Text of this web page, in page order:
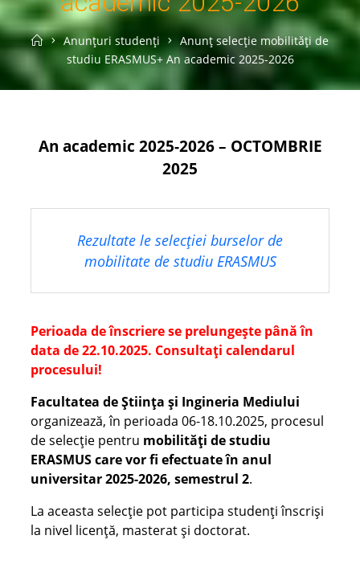
HomeAnunțuri studenți
Anunț selecție mobilități de
studiu ERASMUS+ An academic 2025-2026
An academic 2025-2026 – OCTOMBRIE
2025
Rezultate le selecţiei burselor de
mobilitate de studiu ERASMUS
Perioada de înscriere se prelungește până în
data de 22.10.2025. Consultați calendarul
procesului!
Facultatea de Știința și Ingineria Mediului
organizează, în perioada 06-18.10.2025, procesul
de selecţie pentru mobilități destudiu
ERASMUS care vor fi efectuate în anul
universitar 2025-2026, semestrul 2.
La aceasta selecție pot participa studenți înscriși
la nivel licență, masterat și doctorat.